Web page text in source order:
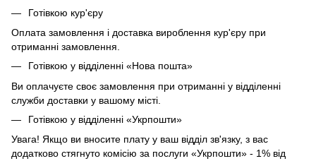
Готівкою кур'єру
Оплата замовлення і доставка вироблення кур'єру при
отриманні замовлення.
Готівкою у відділенні «Нова пошта»
Ви оплачуєте своє замовлення при отриманні у відділенні
служби доставки у вашому місті.
Готівкою у відділенні «Укрпошти»
Увага! Якщо ви вносите плату у ваш відділ зв'язку, з вас
додатково стягнуто комісію за послуги «Укрпошти» - 1% від